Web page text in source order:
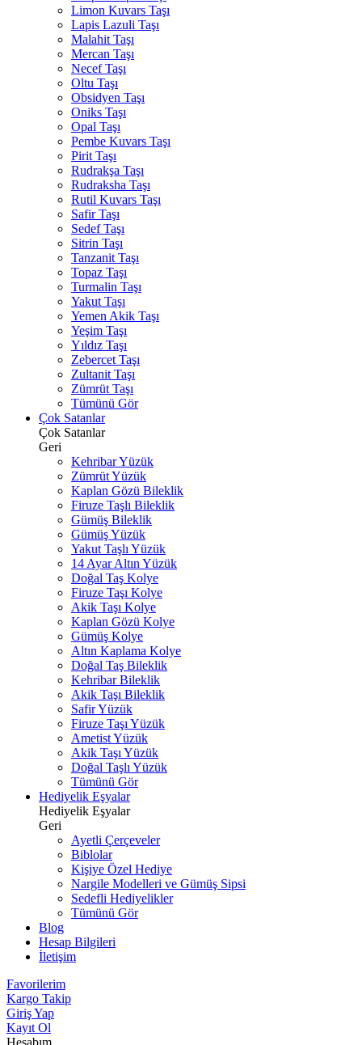
Limon Kuvars Taşı
Lapis Lazuli Taşı
Malahit Taşı
Mercan Taşı
Necef Taşı
Oltu Taşı
Obsidyen Taşı
Oniks Taşı
Opal Taşı
Pembe Kuvars Taşı
Pirit Taşı
Rudrakşa Taşı
Rudraksha Taşı
Rutil Kuvars Taşı
Safir Taşı
Sedef Taşı
Sitrin Taşı
Tanzanit Taşı
Topaz Taşı
Turmalin Taşı
Yakut Taşı
Yemen Akik Taşı
Yeşim Taşı
Yıldız Taşı
Zebercet Taşı
Zultanit Taşı
Zümrüt Taşı
Tümünü Gör
Çok Satanlar
Çok Satanlar
Geri
Kehribar Yüzük
Zümrüt Yüzük
Kaplan Gözü Bileklik
Firuze Taşlı Bileklik
Gümüş Bileklik
Gümüş Yüzük
Yakut Taşlı Yüzük
14 Ayar Altın Yüzük
Doğal Taş Kolye
Firuze Taşı Kolye
Akik Taşı Kolye
Kaplan Gözü Kolye
Gümüş Kolye
Altın Kaplama Kolye
Doğal Taş Bileklik
Kehribar Bileklik
Akik Taşı Bileklik
Safir Yüzük
Firuze Taşı Yüzük
Ametist Yüzük
Akik Taşı Yüzük
Doğal Taşlı Yüzük
Tümünü Gör
Hediyelik Eşyalar
Hediyelik Eşyalar
Geri
Ayetli Çerçeveler
Biblolar
Kişiye Özel Hediye
Nargile Modelleri ve Gümüş Sipsi
Sedefli Hediyelikler
Tümünü Gör
Blog
Hesap Bilgileri
İletişim
Favorilerim
Kargo Takip
Giriş Yap
Kayıt Ol
Hesabım